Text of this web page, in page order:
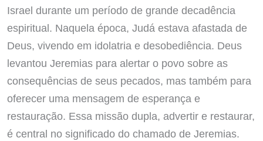
Israel durante um período de grande decadência
espiritual. Naquela época, Judá estava afastada de
Deus, vivendo em idolatria e desobediência. Deus
levantou Jeremias para alertar o povo sobre as
consequências de seus pecados, mas também para
oferecer uma mensagem de esperança e
restauração. Essa missão dupla, advertir e restaurar,
é central no significado do chamado de Jeremias.